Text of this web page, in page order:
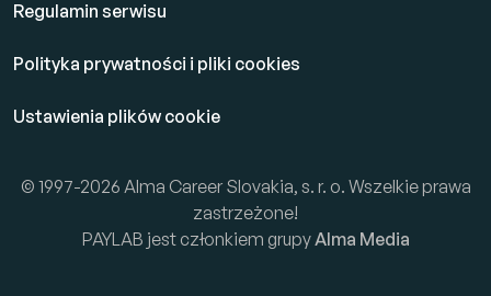
Regulamin serwisu
Polityka prywatności i pliki cookies
Ustawienia plików cookie
© 1997-2026 Alma Career Slovakia, s. r. o. Wszelkie prawa
zastrzeżone!
PAYLAB jest członkiem grupy Alma Media